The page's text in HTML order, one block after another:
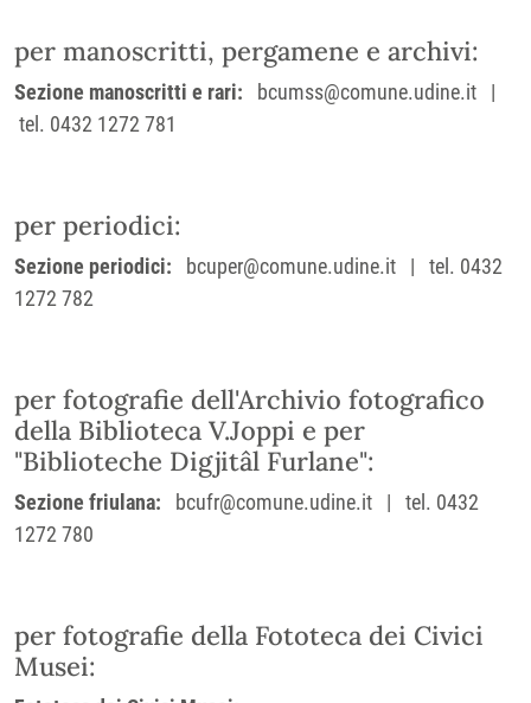
per manoscritti, pergamene e archivi:
Sezione manoscritti e rari: bcumss@comune.udine.it |
tel. 0432 1272 781
per periodici:
Sezione periodici: bcuper@comune.udine.it | tel. 0432
1272 782
per fotografie dell'Archivio fotografico
della Biblioteca V.Joppi e per
"Biblioteche Digjitâl Furlane":
Sezione friulana: bcufr@comune.udine.it | tel. 0432
1272 780
per fotografie della Fototeca dei Civici
Musei: